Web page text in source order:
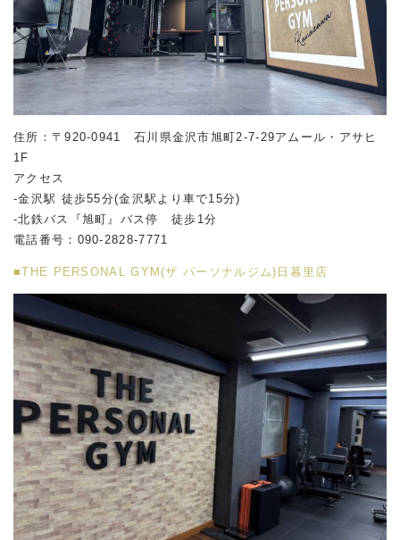
住所：〒920-0941 石川県金沢市旭町2-7-29アムール・アサヒ
1F
アクセス
-金沢駅 徒歩55分(金沢駅より車で15分)
-北鉄バス『旭町』バス停 徒歩1分
電話番号：090-2828-7771
■THE PERSONAL GYM(ザ パーソナルジム)日暮里店